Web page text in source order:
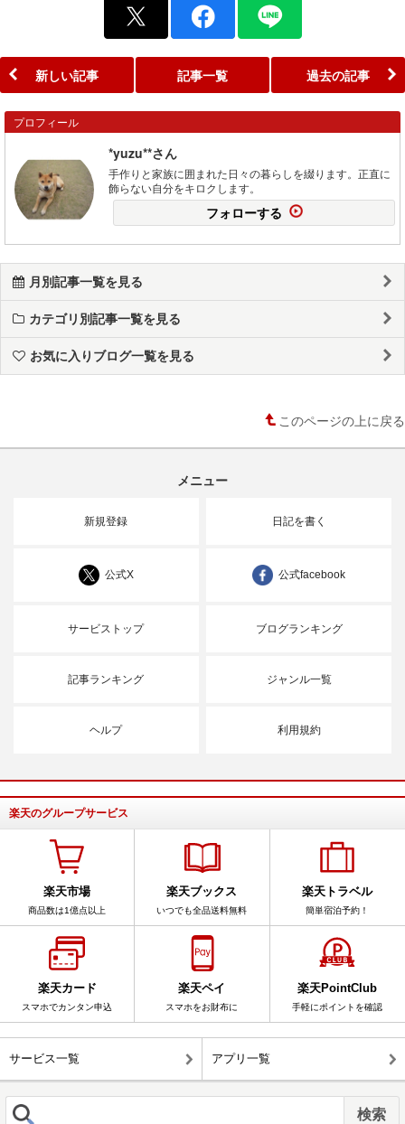
新しい記事 記事一覧 過去の記事
プロフィール
*yuzu**さん
手作りと家族に囲まれた日々の暮らしを綴ります。正直に
飾らない自分をキロクします。
フォローする
月別記事一覧を見る
カテゴリ別記事一覧を見る
お気に入りブログ一覧を見る
このページの上に戻る
メニュー
新規登録 日記を書く
公式X 公式facebook
サービストップ ブログランキング
記事ランキング ジャンル一覧
ヘルプ 利用規約
楽天のグループサービス
楽天市場
商品数は1億点以上
楽天ブックス
いつでも全品送料無料
楽天トラベル
簡単宿泊予約！
楽天カード
スマホでカンタン申込
楽天ペイ
スマホをお財布に
楽天PointClub
手軽にポイントを確認
サービス一覧 アプリ一覧